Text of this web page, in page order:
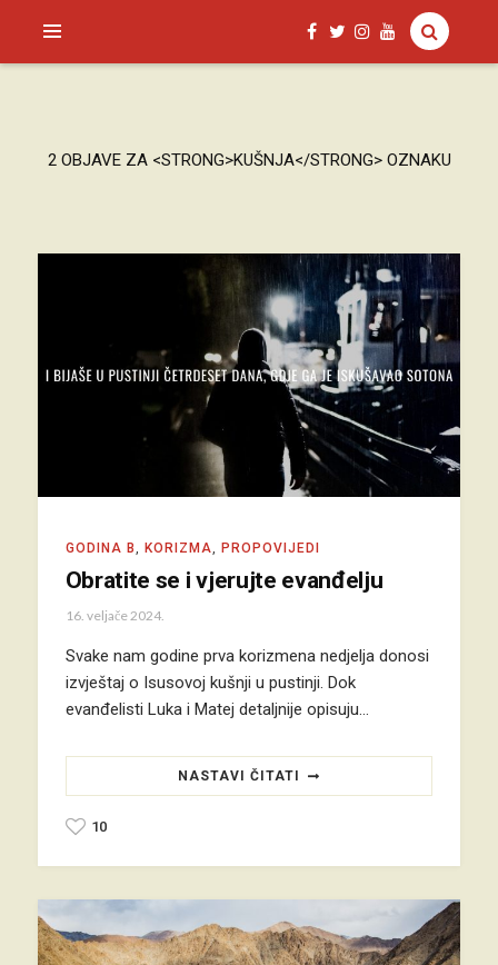
SAGUD.XYZ
2 OBJAVE ZA <STRONG>KUŠNJA</STRONG> OZNAKU
GODINA B KORIZMA PROPOVIJEDI
Obratite se i vjerujte evanđelju
16. veljače 2024.
Svake nam godine prva korizmena nedjelja donosi
izvještaj o Isusovoj kušnji u pustinji. Dok
evanđelisti Luka i Matej detaljnije opisuju…
NASTAVI ČITATI
10